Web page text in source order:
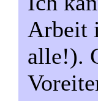
Arbeit
alle!).